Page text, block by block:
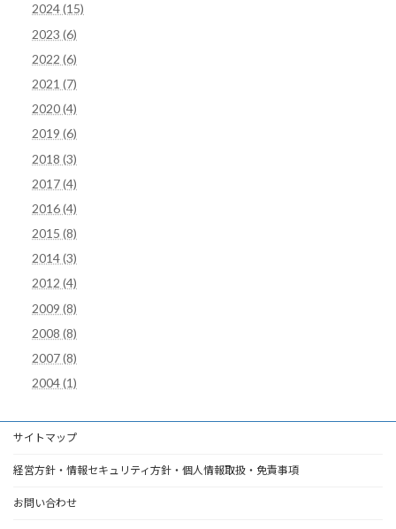
2024 (15)
2023 (6)
2022 (6)
2021 (7)
2020 (4)
2019 (6)
2018 (3)
2017 (4)
2016 (4)
2015 (8)
2014 (3)
2012 (4)
2009 (8)
2008 (8)
2007 (8)
2004 (1)
サイトマップ
経営方針・情報セキュリティ方針・個人情報取扱・免責事項
お問い合わせ